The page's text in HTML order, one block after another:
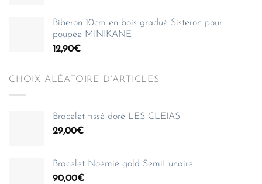
Biberon 10cm en bois gradué Sisteron pour
poupée MINIKANE
12,90€
CHOIX ALÉATOIRE D’ARTICLES
Bracelet tissé doré LES CLEIAS
29,00€
Bracelet Noémie gold SemiLunaire
90,00€